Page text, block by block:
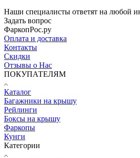
Наши специалисты ответят на любой
Задать вопрос
ФаркопРос.ру
Оплата и доставка
Контакты
Скидки
Отзывы о Нас
ПОКУПАТЕЛЯМ
Каталог
Багажники на крышу
Рейлинги
Боксы на крышу
Фаркопы
Кунги
Категории